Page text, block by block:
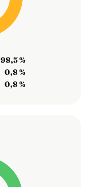
98,5 %
0,8 %
0,8 %